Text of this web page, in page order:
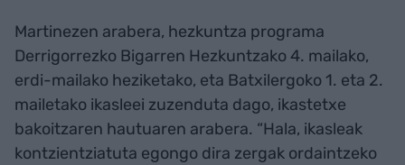
Martinezen arabera, hezkuntza programa
Derrigorrezko Bigarren Hezkuntzako 4. mailako,
erdi-mailako heziketako, eta Batxilergoko 1. eta 2.
mailetako ikasleei zuzenduta dago, ikastetxe
bakoitzaren hautuaren arabera. “Hala, ikasleak
kontzientziatuta egongo dira zergak ordaintzeko